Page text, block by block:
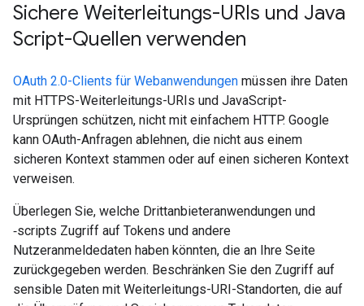
Sichere Weiterleitungs-URIs und Java
Script-Quellen verwenden
OAuth 2.0-Clients für Webanwendungen müssen ihre Daten
mit HTTPS-Weiterleitungs-URIs und JavaScript-
Ursprüngen schützen, nicht mit einfachem HTTP. Google
kann OAuth-Anfragen ablehnen, die nicht aus einem
sicheren Kontext stammen oder auf einen sicheren Kontext
verweisen.
Überlegen Sie, welche Drittanbieteranwendungen und
‑scripts Zugriff auf Tokens und andere
Nutzeranmeldedaten haben könnten, die an Ihre Seite
zurückgegeben werden. Beschränken Sie den Zugriff auf
sensible Daten mit Weiterleitungs-URI-Standorten, die auf